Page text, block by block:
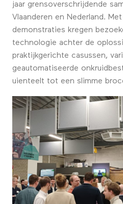
jaar grensoverschrijdende
Vlaanderen en Nederland.
demonstraties kregen
technologie achter de
praktijkgerichte casussen,
geautomatiseerde
uienteelt tot een slimme